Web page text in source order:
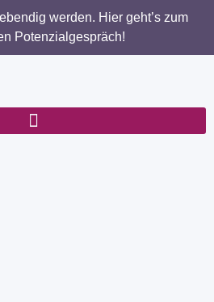
werden. Hier geht’s zum
Potenzialgespräch!